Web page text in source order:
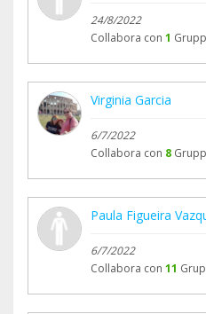
https://
El desenlace de todo
complicados, es que Luna
operación que le realizó
24/8/2022
Collabora con 1
Virginia Garcia
6/7/2022
Collabora con 8
Paula Figueira
6/7/2022
Collabora con 11